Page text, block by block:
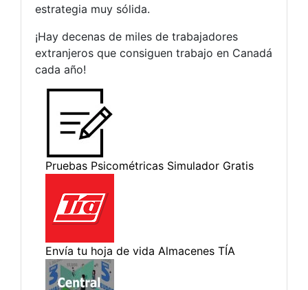
estrategia muy sólida.
¡Hay decenas de miles de trabajadores
extranjeros que consiguen trabajo en Canadá
cada año!